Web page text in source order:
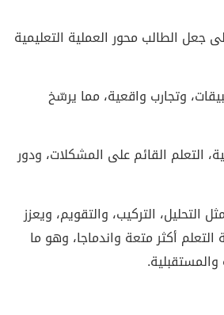
جعل الطالب محور العملية التعليمية
وتجارب واقعية، مما يرسّخ
التعلم القائم على المشكلات، ودور
التحليل، التركيب، والتقويم، ويعزز
أكثر متعة واندماجا، وهو ما